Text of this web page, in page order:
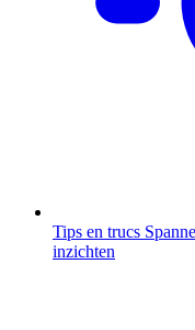
Tips en trucs
inzichten